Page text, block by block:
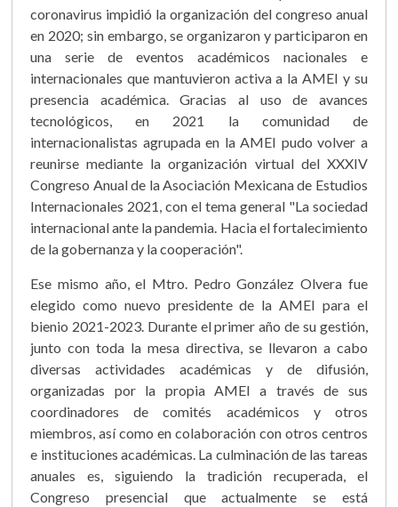
coronavirus impidió la organización del congreso anual
en 2020; sin embargo, se organizaron y participaron en
una serie de eventos académicos nacionales e
internacionales que mantuvieron activa a la AMEI y su
presencia académica. Gracias al uso de avances
tecnológicos, en 2021 la comunidad de
internacionalistas agrupada en la AMEI pudo volver a
reunirse mediante la organización virtual del XXXIV
Congreso Anual de la Asociación Mexicana de Estudios
Internacionales 2021, con el tema general "La sociedad
internacional ante la pandemia. Hacia el fortalecimiento
de la gobernanza y la cooperación".
Ese mismo año, el Mtro. Pedro González Olvera fue
elegido como nuevo presidente de la AMEI para el
bienio 2021-2023. Durante el primer año de su gestión,
junto con toda la mesa directiva, se llevaron a cabo
diversas actividades académicas y de difusión,
organizadas por la propia AMEI a través de sus
coordinadores de comités académicos y otros
miembros, así como en colaboración con otros centros
e instituciones académicas. La culminación de las tareas
anuales es, siguiendo la tradición recuperada, el
Congreso presencial que actualmente se está